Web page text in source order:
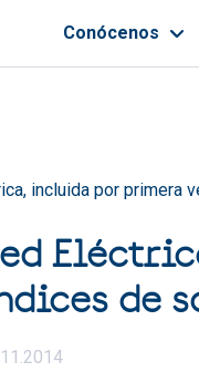
Conócenos
de
incluida por primera
de